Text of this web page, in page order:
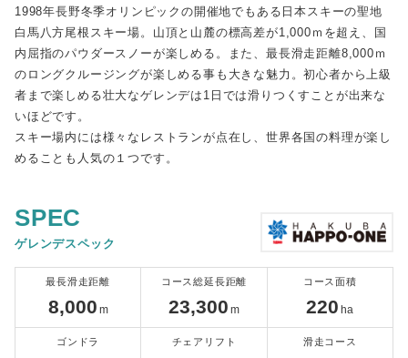
1998年長野冬季オリンピックの開催地でもある日本スキーの聖地
白馬八方尾根スキー場。山頂と山麓の標高差が1,000ｍを超え、国
内屈指のパウダースノーが楽しめる。また、最長滑走距離8,000ｍ
のロングクルージングが楽しめる事も大きな魅力。初心者から上級
者まで楽しめる壮大なゲレンデは1日では滑りつくすことが出来な
いほどです。
スキー場内には様々なレストランが点在し、世界各国の料理が楽し
めることも人気の１つです。
SPEC
ゲレンデスペック
最長滑走距離
8,000 m
コース総延長距離
23,300 m
コース面積
220 ha
ゴンドラ チェアリフト 滑走コース